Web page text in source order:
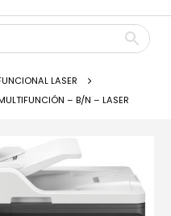
LASER
– B/N – LASER